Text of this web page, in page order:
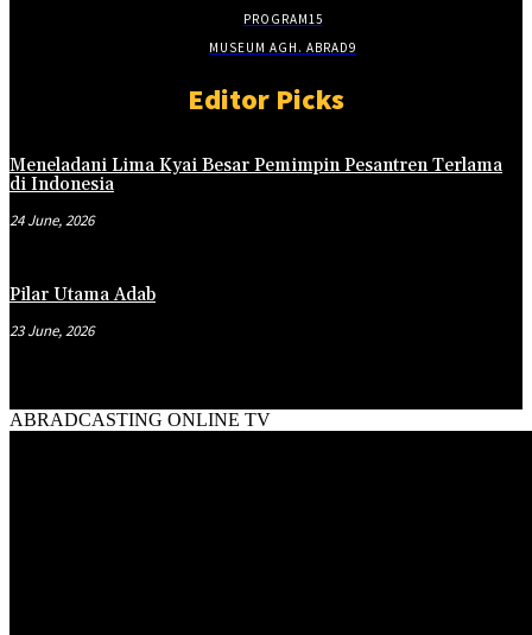
PROGRAM15
MUSEUM AGH. ABRAD9
Editor Picks
Meneladani Lima Kyai Besar Pemimpin Pesantren Terlama
di Indonesia
24 June, 2026
Pilar Utama Adab
23 June, 2026
ABRADCASTING ONLINE TV